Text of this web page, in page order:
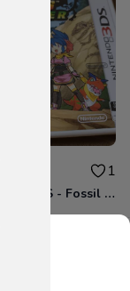
1
Jeu Nintendo 3DS - Fossil Fighters Frontier - Neuf Sous Blister